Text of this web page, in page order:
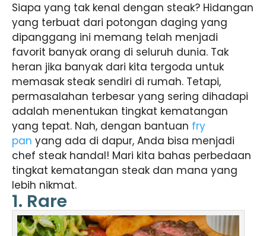
Siapa yang tak kenal dengan steak? Hidangan
yang terbuat dari potongan daging yang
dipanggang ini memang telah menjadi
favorit banyak orang di seluruh dunia. Tak
heran jika banyak dari kita tergoda untuk
memasak steak sendiri di rumah. Tetapi,
permasalahan terbesar yang sering dihadapi
adalah menentukan tingkat kematangan
yang tepat. Nah, dengan bantuan fry
pan yang ada di dapur, Anda bisa menjadi
chef steak handal! Mari kita bahas perbedaan
tingkat kematangan steak dan mana yang
lebih nikmat.
1. Rare